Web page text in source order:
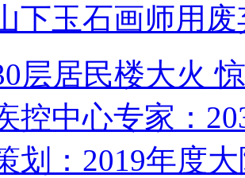
下玉石画师用
层居民楼大火
控中心专家：
划：2019年度